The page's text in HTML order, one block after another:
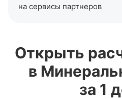
на сервисы партнеров
Открыть
в
за 1